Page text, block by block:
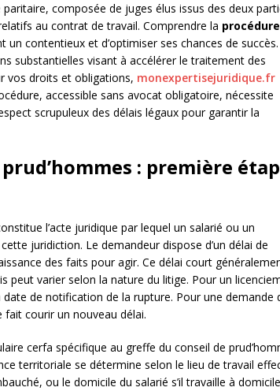
composée de juges élus issus des deux
au contrat de travail. Comprendre la procédure
un contentieux et d’optimiser ses chances de
substantielles visant à accélérer le traitement des
vos droits et obligations, monexpertisejuridique.fr
accessible sans avocat obligatoire, nécessite
scrupuleux des délais légaux pour garantir la
: première
l’acte juridique par lequel un salarié ou un
juridiction. Le demandeur dispose d’un délai de
des faits pour agir. Ce délai court
peut varier selon la nature du litige. Pour un
de notification de la rupture. Pour une demande
fait courir un nouveau délai.
cerfa spécifique au greffe du conseil de
territoriale se détermine selon le lieu de travail
ou le domicile du salarié s’il travaille à